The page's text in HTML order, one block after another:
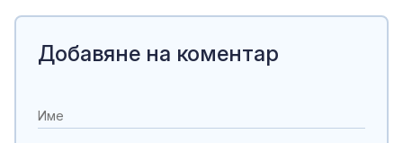
Добавяне на коментар